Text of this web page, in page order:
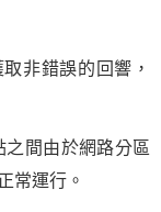
非錯誤的回響，
之間由於網路分區
常運行。